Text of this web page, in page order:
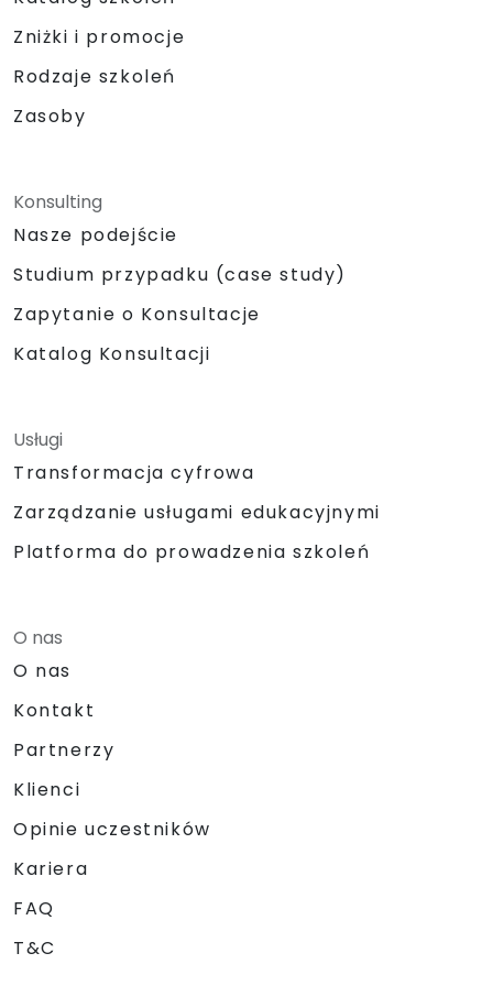
Zniżki i promocje
Rodzaje szkoleń
Zasoby
Konsulting
Nasze podejście
Studium przypadku (case study)
Zapytanie o Konsultacje
Katalog Konsultacji
Usługi
Transformacja cyfrowa
Zarządzanie usługami edukacyjnymi
Platforma do prowadzenia szkoleń
O nas
O nas
Kontakt
Partnerzy
Klienci
Opinie uczestników
Kariera
FAQ
T&C